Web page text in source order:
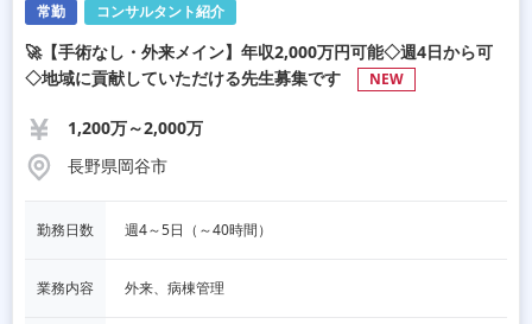
常勤 コンサルタント紹介
🚀【手術なし・外来メイン】年収2,000万円可能◇週4日から可
◇地域に貢献していただける先生募集です
NEW
1,200万～2,000万
長野県岡谷市
勤務日数 週4～5日（～40時間）
業務内容 外来、病棟管理